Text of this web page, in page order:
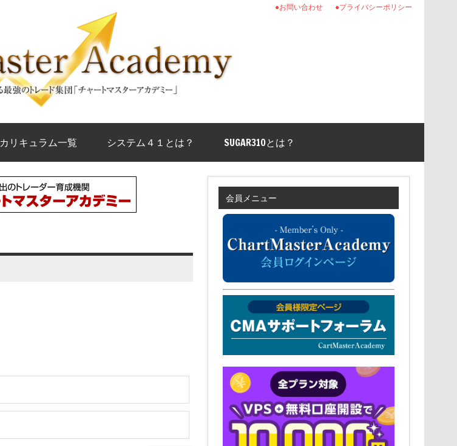
●プライバシーポリシー
●お問い合わせ
カリキュラム一覧 システム４１とは？ SUGAR310とは？
会員メニュー